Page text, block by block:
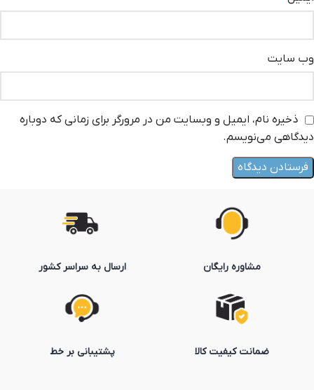
وب‌ سایت
ذخیره نام، ایمیل و وبسایت من در مرورگر برای زمانی که دوباره
دیدگاهی می‌نویسم.
مشاوره رایگان
ضمانت کیفیت کالا
ارسال به سراسر کشور
پشتیبانی بر خط